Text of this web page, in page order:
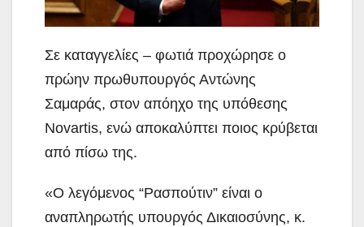
Σε καταγγελίες – φωτιά προχώρησε ο
πρώην πρωθυπουργός Αντώνης
Σαμαράς, στον απόηχο της υπόθεσης
Novartis, ενώ αποκαλύπτει ποιος κρύβεται
από πίσω της.
«Ο λεγόμενος “Ρασπούτιν” είναι ο
αναπληρωτής υπουργός Δικαιοσύνης, κ.